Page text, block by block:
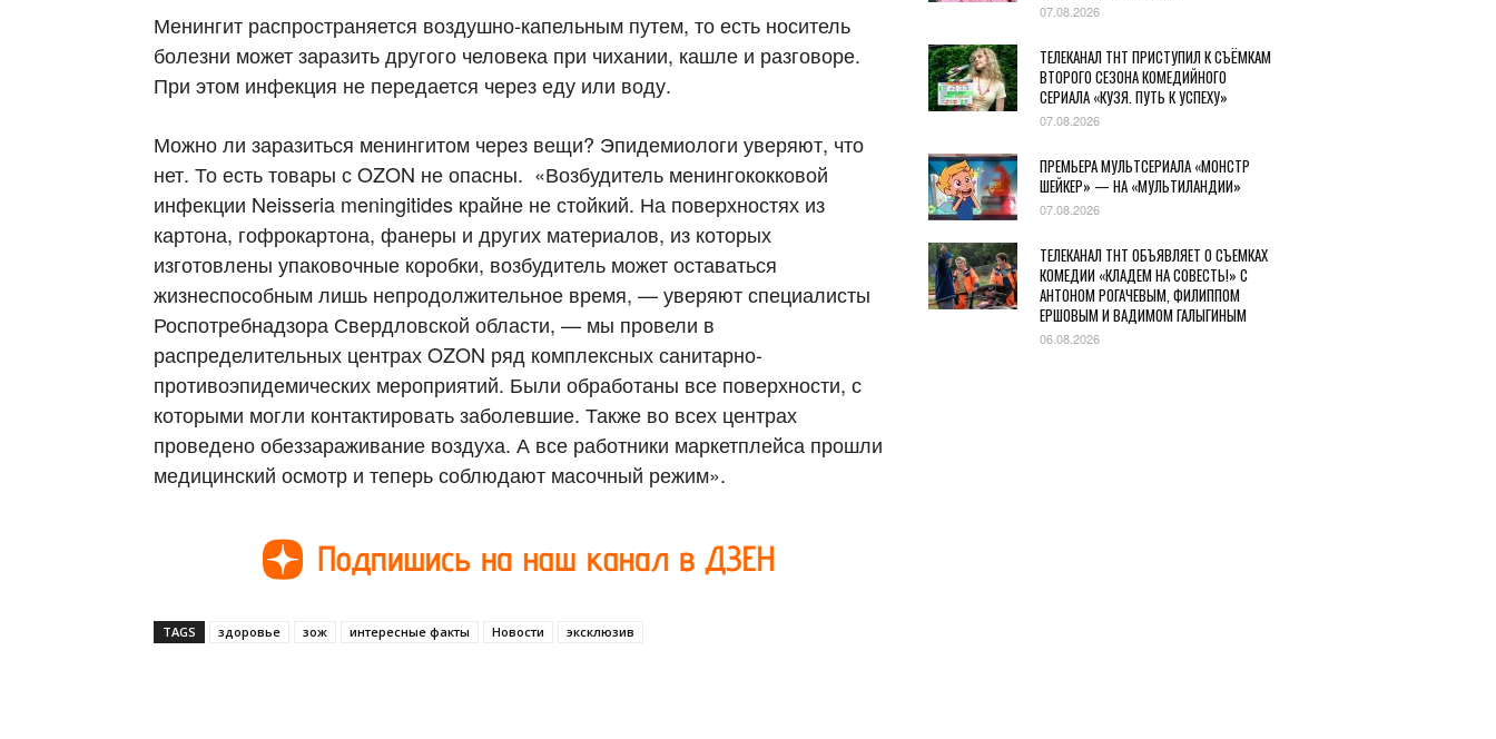
Менингит распространяется воздушно-капельным путем, то есть носитель
болезни может заразить другого человека при чихании, кашле и разговоре.
При этом инфекция не передается через еду или воду.
Можно ли заразиться менингитом через вещи? Эпидемиологи уверяют, что
нет. То есть товары с OZON не опасны. «Возбудитель менингококковой
инфекции Neisseria meningitides крайне не стойкий. На поверхностях из
картона, гофрокартона, фанеры и других материалов, из которых
изготовлены упаковочные коробки, возбудитель может оставаться
жизнеспособным лишь непродолжительное время, — уверяют специалисты
Роспотребнадзора Свердловской области, — мы провели в
распределительных центрах OZON ряд комплексных санитарно-
противоэпидемических мероприятий. Были обработаны все поверхности, с
которыми могли контактировать заболевшие. Также во всех центрах
проведено обеззараживание воздуха. А все работники маркетплейса прошли
медицинский осмотр и теперь соблюдают масочный режим».
TAGS здоровье зож интересные факты Новости эксклюзив
07.08.2026
ТЕЛЕКАНАЛ ТНТ ПРИСТУПИЛ К СЪЁМКАМ
ВТОРОГО СЕЗОНА КОМЕДИЙНОГО
СЕРИАЛА «КУЗЯ. ПУТЬ К УСПЕХУ»
07.08.2026
ПРЕМЬЕРА МУЛЬТСЕРИАЛА «МОНСТР
ШЕЙКЕР» — НА «МУЛЬТИЛАНДИИ»
07.08.2026
ТЕЛЕКАНАЛ ТНТ ОБЪЯВЛЯЕТ О СЪЕМКАХ
КОМЕДИИ «КЛАДЕМ НА СОВЕСТЬ!» С
АНТОНОМ РОГАЧЕВЫМ, ФИЛИППОМ
ЕРШОВЫМ И ВАДИМОМ ГАЛЫГИНЫМ
06.08.2026